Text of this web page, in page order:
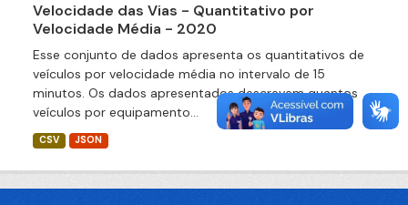
Velocidade das Vias - Quantitativo por
Velocidade Média - 2020
Esse conjunto de dados apresenta os quantitativos de
veículos por velocidade média no intervalo de 15
minutos. Os dados apresentados descrevem quantos
veículos por equipamento...
CSV JSON